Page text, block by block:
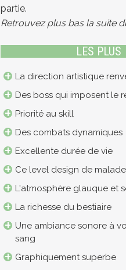
partie.
Retrouvez plus bas la suite
LES PLUS
La direction artistique
Des boss qui imposent le
Priorité au skill
Des combats dynamiques
Excellente durée de vie
Ce level design de malade
L'atmosphère glauque et
La richesse du bestiaire
Une ambiance sonore à
sang
Graphiquement superbe